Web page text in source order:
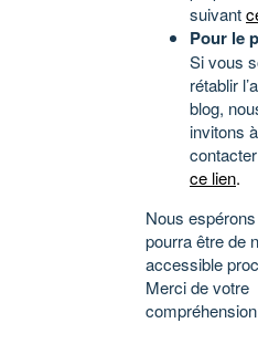
suivant
Pour le
Si vous
rétablir
blog,
invitons
ce lien.
Nous
pourra être de
accessible
Merci de votre